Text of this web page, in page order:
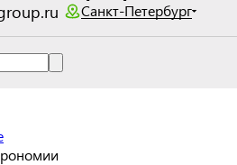
Санкт-Петербург